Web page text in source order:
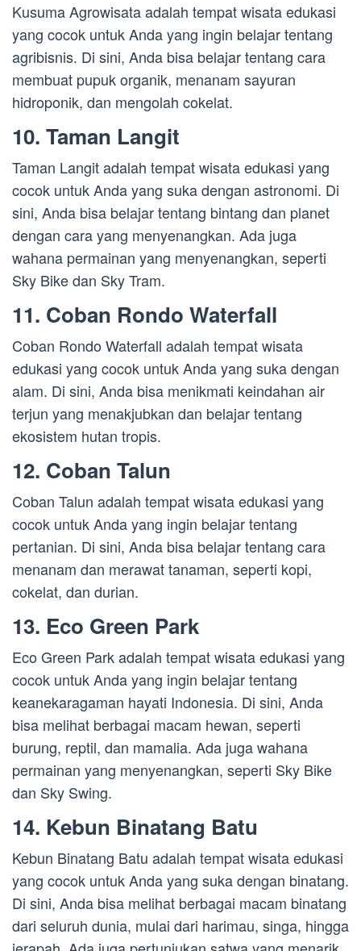
Kusuma Agrowisata adalah tempat wisata edukasi
yang cocok untuk Anda yang ingin belajar tentang
agribisnis. Di sini, Anda bisa belajar tentang cara
membuat pupuk organik, menanam sayuran
hidroponik, dan mengolah cokelat.
10. Taman Langit
Taman Langit adalah tempat wisata edukasi yang
cocok untuk Anda yang suka dengan astronomi. Di
sini, Anda bisa belajar tentang bintang dan planet
dengan cara yang menyenangkan. Ada juga
wahana permainan yang menyenangkan, seperti
Sky Bike dan Sky Tram.
11. Coban Rondo Waterfall
Coban Rondo Waterfall adalah tempat wisata
edukasi yang cocok untuk Anda yang suka dengan
alam. Di sini, Anda bisa menikmati keindahan air
terjun yang menakjubkan dan belajar tentang
ekosistem hutan tropis.
12. Coban Talun
Coban Talun adalah tempat wisata edukasi yang
cocok untuk Anda yang ingin belajar tentang
pertanian. Di sini, Anda bisa belajar tentang cara
menanam dan merawat tanaman, seperti kopi,
cokelat, dan durian.
13. Eco Green Park
Eco Green Park adalah tempat wisata edukasi yang
cocok untuk Anda yang ingin belajar tentang
keanekaragaman hayati Indonesia. Di sini, Anda
bisa melihat berbagai macam hewan, seperti
burung, reptil, dan mamalia. Ada juga wahana
permainan yang menyenangkan, seperti Sky Bike
dan Sky Swing.
14. Kebun Binatang Batu
Kebun Binatang Batu adalah tempat wisata edukasi
yang cocok untuk Anda yang suka dengan binatang.
Di sini, Anda bisa melihat berbagai macam binatang
dari seluruh dunia, mulai dari harimau, singa, hingga